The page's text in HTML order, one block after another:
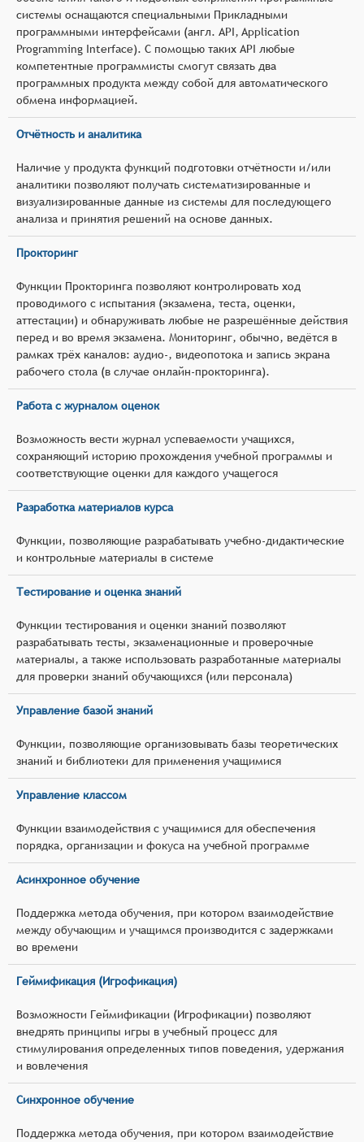
системы оснащаются специальными Прикладными
программными интерфейсами (англ. API, Application
Programming Interface). С помощью таких API любые
компетентные программисты смогут связать два
программных продукта между собой для автоматического
обмена информацией.
Отчётность и аналитика
Наличие у продукта функций подготовки отчётности и/или
аналитики позволяют получать систематизированные и
визуализированные данные из системы для последующего
анализа и принятия решений на основе данных.
Прокторинг
Функции Прокторинга позволяют контролировать ход
проводимого с испытания (экзамена, теста, оценки,
аттестации) и обнаруживать любые не разрешённые действия
перед и во время экзамена. Мониторинг, обычно, ведётся в
рамках трёх каналов: аудио-, видеопотока и запись экрана
рабочего стола (в случае онлайн-прокторинга).
Работа с журналом оценок
Возможность вести журнал успеваемости учащихся,
сохраняющий историю прохождения учебной программы и
соответствующие оценки для каждого учащегося
Разработка материалов курса
Функции, позволяющие разрабатывать учебно-дидактические
и контрольные материалы в системе
Тестирование и оценка знаний
Функции тестирования и оценки знаний позволяют
разрабатывать тесты, экзаменационные и проверочные
материалы, а также использовать разработанные материалы
для проверки знаний обучающихся (или персонала)
Управление базой знаний
Функции, позволяющие организовывать базы теоретических
знаний и библиотеки для применения учащимися
Управление классом
Функции взаимодействия с учащимися для обеспечения
порядка, организации и фокуса на учебной программе
Асинхронное обучение
Поддержка метода обучения, при котором взаимодействие
между обучающим и учащимся производится с задержками
во времени
Геймификация (Игрофикация)
Возможности Геймификации (Игрофикации) позволяют
внедрять принципы игры в учебный процесс для
стимулирования определенных типов поведения, удержания
и вовлечения
Синхронное обучение
Поддержка метода обучения, при котором взаимодействие